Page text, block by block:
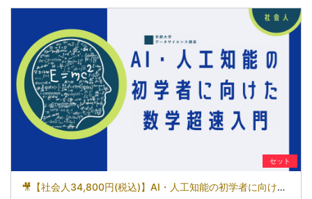
セット
🎥【社会人34,800円(税込)】AI・人工知能の初学者に向けた数学超速入門［京都大学データサイエンス講座］（2026）